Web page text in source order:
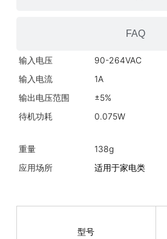
FAQ
输入电压 90-264VAC
输入电流
1A
输出电压范围
±5%
待机功耗
0.075W
重量 138g
应用场所
适用于家电类
型号